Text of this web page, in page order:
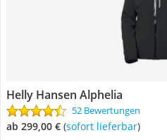
Helly Hansen Alphelia
52 Bewertungen
ab 299,00 € ( Sofort lieferbar)